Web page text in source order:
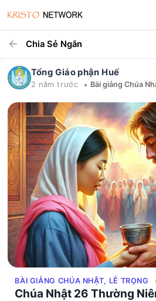
Chia Sẻ Ngắn
Tổng Giáo phận Huế
2 năm trước •
BÀI GIẢNG CHÚA NHẬT, LỄ TRỌNG
Chúa Nhật 26 Thường